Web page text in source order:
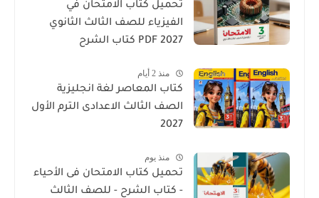
تحميل كتاب الامتحان في
الفيزياء للصف الثالث الثانوي
2027 PDF كتاب الشرح
منذ 2 أيام
كتاب المعاصر لغة انجليزية
الصف الثالث الاعدادى الترم الأول
2027
منذ يوم
تحميل كتاب الامتحان فى الأحياء
- كتاب الشرح - للصف الثالث